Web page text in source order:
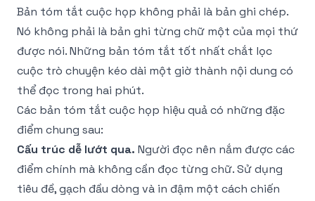
Bản tóm tắt cuộc họp không phải là bản ghi chép.
Nó không phải là bản ghi từng chữ một của mọi thứ
được nói. Những bản tóm tắt tốt nhất chắt lọc
cuộc trò chuyện kéo dài một giờ thành nội dung có
thể đọc trong hai phút.
Các bản tóm tắt cuộc họp hiệu quả có những đặc
điểm chung sau:
Cấu trúc dễ lướt qua. Người đọc nên nắm được các
điểm chính mà không cần đọc từng chữ. Sử dụng
tiêu đề, gạch đầu dòng và in đậm một cách chiến